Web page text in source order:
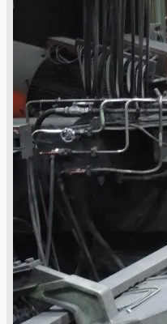
ブログ
Company
Certifications
連絡先